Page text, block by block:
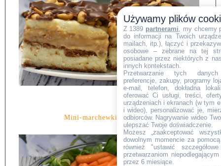
Mini-marchewki-w-miodzie.
Używamy plików
Z 1389 partnerami , my chcemy
do informacji na Twoich
mailach, itp.), łączyć i
osobowe – zebrane na tej
posiadane przez niektórych z
innych kontekstach.
Przetwarzanie tych danych
preferencje, zakupy, programy
e-mail, telefon, dokładna
oferować Ci usługi, treści,
urządzeniach i ekranach (w tym
i wideo), personalizować je,
odbiorców. Nagrywanie wideo
ulepszać Twoje doświadczenie.
Możesz „zaakceptować
dowolnym momencie za
również "ustawić
przetwarzaniom
przez 6 miesiące.